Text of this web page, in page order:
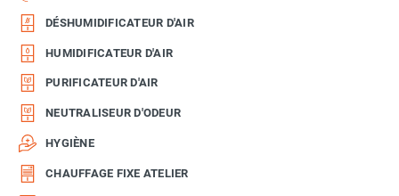
DÉSHUMIDIFICATEUR D'AIR
HUMIDIFICATEUR D'AIR
PURIFICATEUR D'AIR
NEUTRALISEUR D'ODEUR
HYGIÈNE
CHAUFFAGE FIXE ATELIER